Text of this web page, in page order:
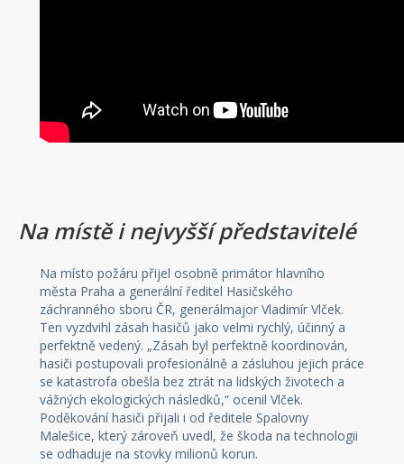
Na místě i nejvyšší představitelé
Na místo požáru přijel osobně primátor hlavního
města Praha a generální ředitel Hasičského
záchranného sboru ČR, generálmajor Vladimír Vlček.
Ten vyzdvihl zásah hasičů jako velmi rychlý, účinný a
perfektně vedený. „Zásah byl perfektně koordinován,
hasiči postupovali profesionálně a zásluhou jejich práce
se katastrofa obešla bez ztrát na lidských životech a
vážných ekologických následků,“ ocenil Vlček.
Poděkování hasiči přijali i od ředitele Spalovny
Malešice, který zároveň uvedl, že škoda na technologii
se odhaduje na stovky milionů korun.